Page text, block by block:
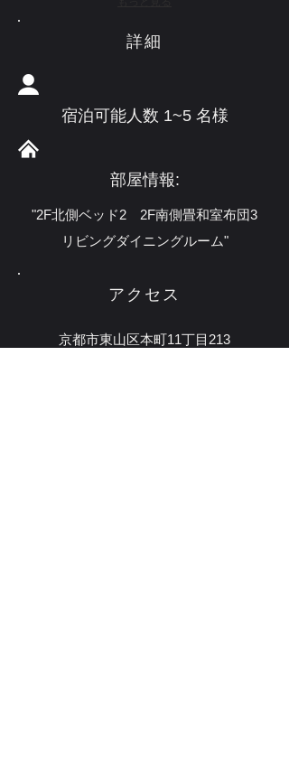
詳細
宿泊可能人数 1~5 名様
部屋情報:
"2F北側ベッド2 2F南側畳和室布団3
リビングダイニングルーム"
アクセス
京都市東山区本町11丁目213